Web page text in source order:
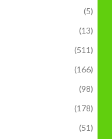
(5)
(13)
(511)
(166)
(98)
(178)
(51)